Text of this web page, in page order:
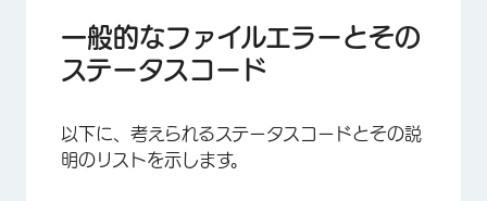
一般的なファイルエラーとその
ステータスコード
以下に、考えられるステータスコードとその説
明のリストを示します。